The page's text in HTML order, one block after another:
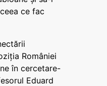
ce fac
României
în cercetare-
Eduard